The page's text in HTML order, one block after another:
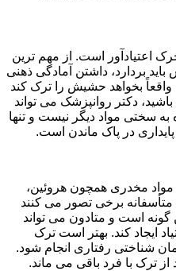
اعتیادآور است. از مهم ترین
بردارد، داشتن آمادگی ذهنی
بخواهد حشیش را ترک کند
دکتر روانپزشک می تواند
به سختی مواد دیگر نیست و تنها
در پاک ماندن است.
مخدری همچون هروئین،
برخی تصور می کنند
گونه است و متادون می تواند
ایجاد کند. بهتر است ترک
شناختی رفتاری انجام شود.
از ترک با فرد باقی می ماند.